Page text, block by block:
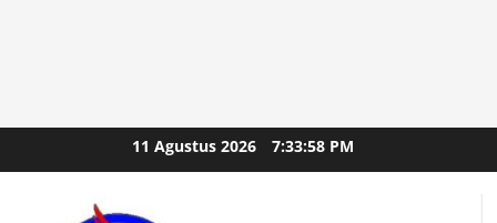
to
11 Agustus 2026 7:34:00 PM